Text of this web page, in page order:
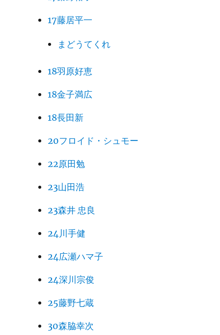
17藤居平一
まどうてくれ
18羽原好恵
18金子満広
18長田新
20フロイド・シュモー
22原田勉
23山田浩
23森井 忠良
24川手健
24広瀬ハマ子
24深川宗俊
25藤野七蔵
30森脇幸次